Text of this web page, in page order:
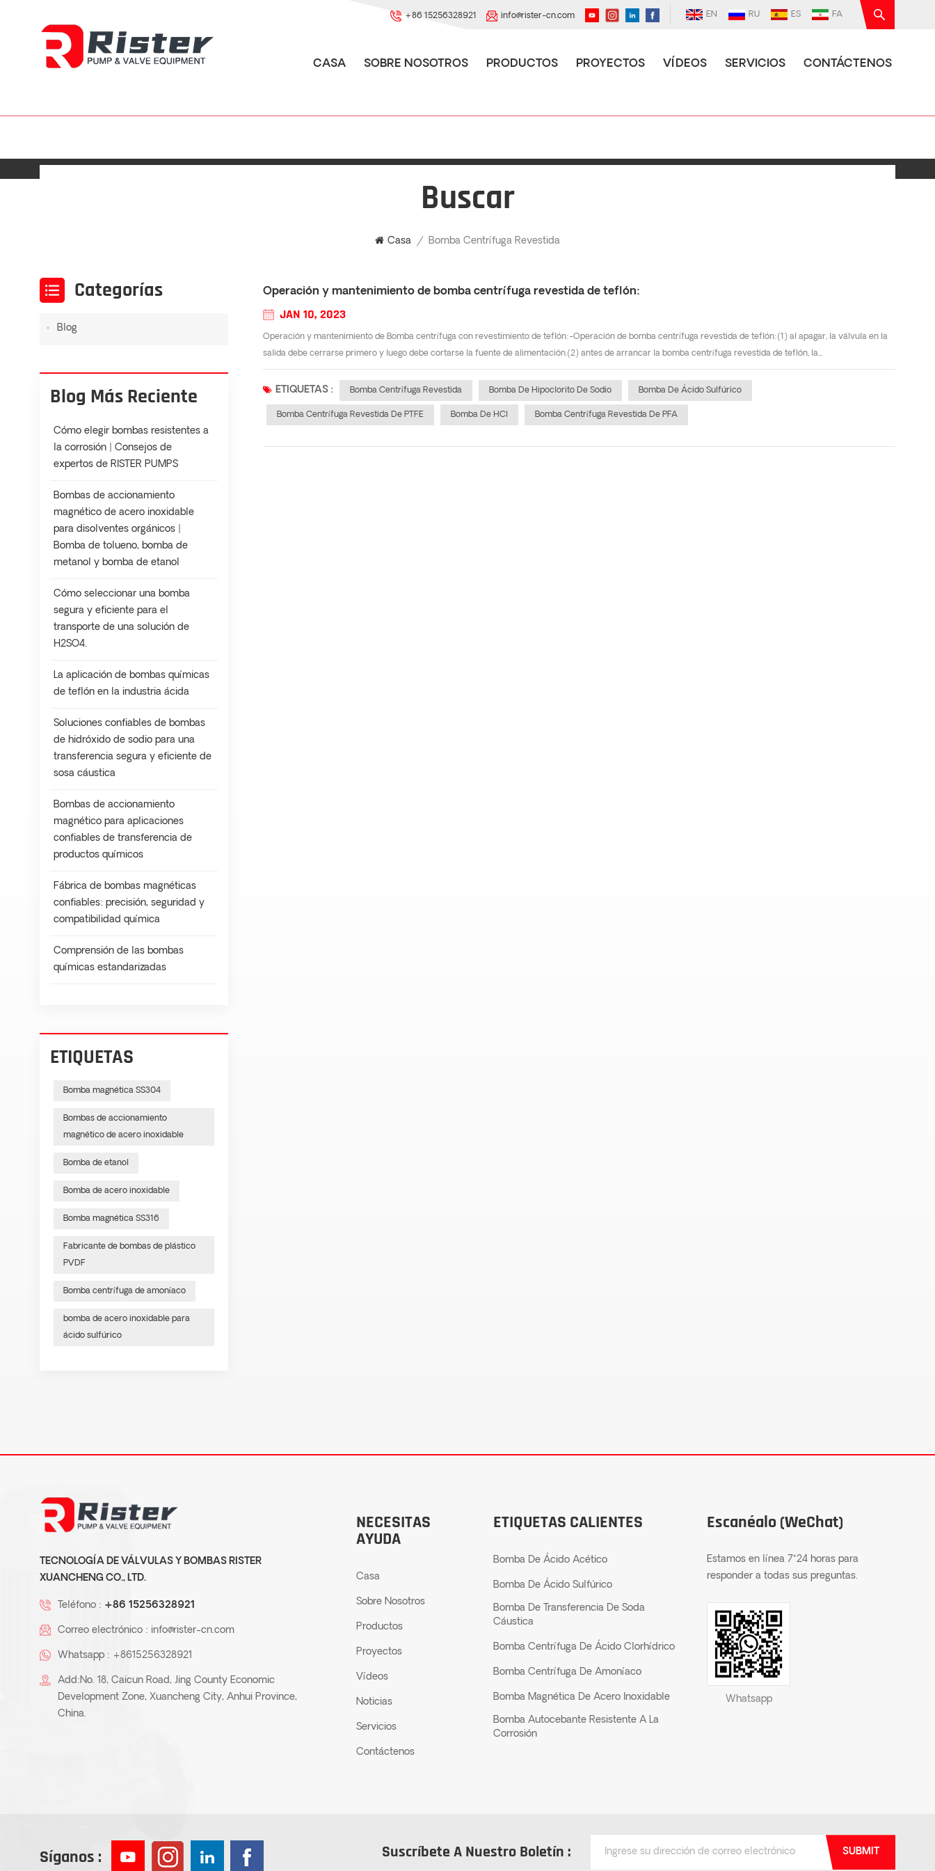
EN RU ES FA
+86 15256328921 info@rister-cn.com
CASA SOBRE NOSOTROS PRODUCTOS PROYECTOS VÍDEOS SERVICIOS CONTÁCTENOS
Buscar
Casa / Bomba Centrífuga Revestida
Operación y mantenimiento de bomba centrífuga revestida de teflón:
JAN 10, 2023
Operación y mantenimiento de Bomba centrífuga con revestimiento de teflón:-Operación de bomba centrífuga revestida de teflón:(1) al apagar, la válvula en la
salida debe cerrarse primero y luego debe cortarse la fuente de alimentación.(2) antes de arrancar la bomba centrífuga revestida de teflón, la...
ETIQUETAS : Bomba Centrífuga Revestida Bomba De Hipoclorito De Sodio Bomba De Ácido Sulfúrico
Bomba Centrífuga Revestida De PTFE Bomba De HCl Bomba Centrífuga Revestida De PFA
Categorías
Blog
Blog Más Reciente
Cómo elegir bombas resistentes a
la corrosión | Consejos de
expertos de RISTER PUMPS
Bombas de accionamiento
magnético de acero inoxidable
para disolventes orgánicos |
Bomba de tolueno, bomba de
metanol y bomba de etanol
Cómo seleccionar una bomba
segura y eficiente para el
transporte de una solución de
H2SO4.
La aplicación de bombas químicas
de teflón en la industria ácida
Soluciones confiables de bombas
de hidróxido de sodio para una
transferencia segura y eficiente de
sosa cáustica
Bombas de accionamiento
magnético para aplicaciones
confiables de transferencia de
productos químicos
Fábrica de bombas magnéticas
confiables: precisión, seguridad y
compatibilidad química
Comprensión de las bombas
químicas estandarizadas
ETIQUETAS
Bomba magnética SS304
Bombas de accionamiento
magnético de acero inoxidable
Bomba de etanol
Bomba de acero inoxidable
Bomba magnética SS316
Fabricante de bombas de plástico
PVDF
Bomba centrífuga de amoníaco
bomba de acero inoxidable para
ácido sulfúrico
TECNOLOGÍA DE VÁLVULAS Y BOMBAS RISTER
XUANCHENG CO., LTD.
Teléfono : +86 15256328921
Correo electrónico : info@rister-cn.com
Whatsapp : +8615256328921
Add:No. 18, Caicun Road, Jing County Economic
Development Zone, Xuancheng City, Anhui Province,
China.
NECESITAS
AYUDA
Casa
Sobre Nosotros
Productos
Proyectos
Vídeos
Noticias
Servicios
Contáctenos
ETIQUETAS CALIENTES
Bomba De Ácido Acético
Bomba De Ácido Sulfúrico
Bomba De Transferencia De Soda
Cáustica
Bomba Centrífuga De Ácido Clorhídrico
Bomba Centrífuga De Amoníaco
Bomba Magnética De Acero Inoxidable
Bomba Autocebante Resistente A La
Corrosión
Escanéalo (WeChat)
Estamos en línea 7*24 horas para
responder a todas sus preguntas.
Whatsapp
Síganos : Suscríbete A Nuestro Boletín : SUBMIT